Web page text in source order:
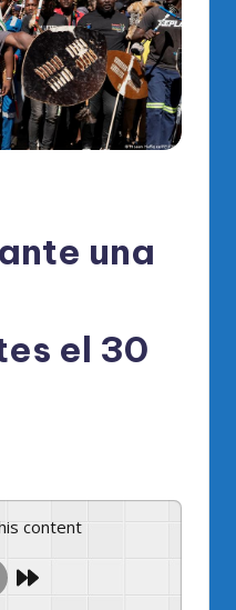
una
el 30
content